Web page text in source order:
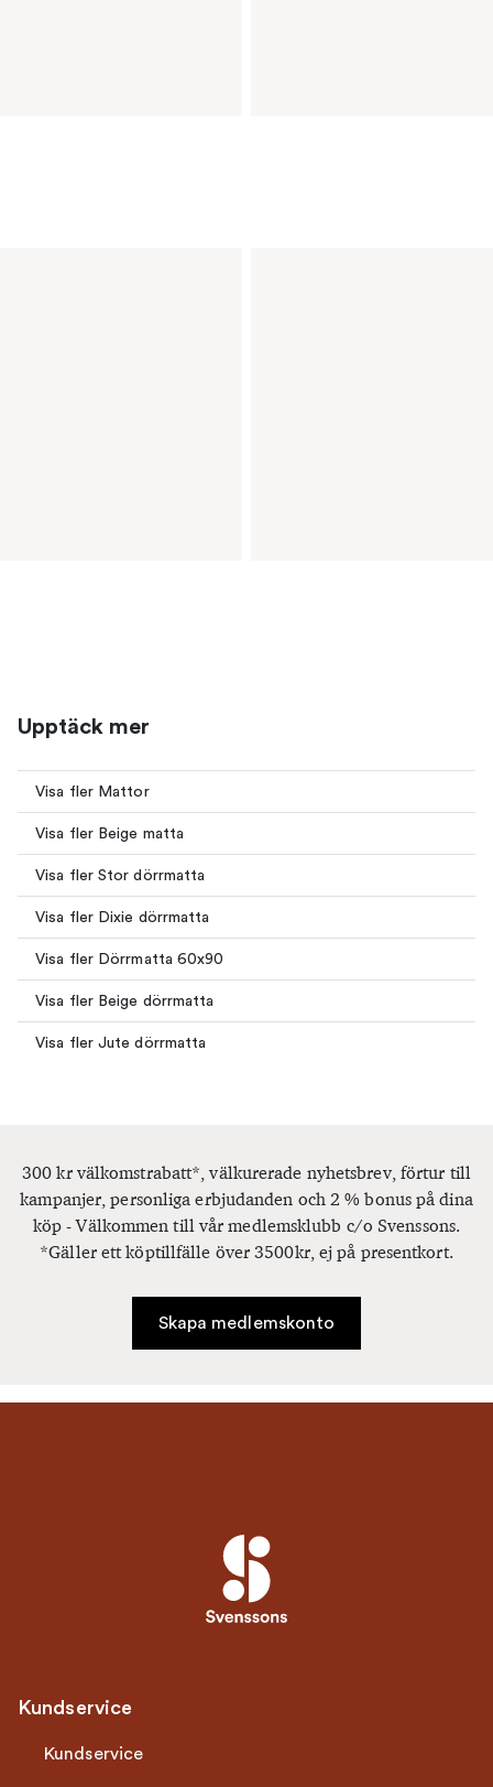
Upptäck mer
Visa fler Mattor
Visa fler Beige matta
Visa fler Stor dörrmatta
Visa fler Dixie dörrmatta
Visa fler Dörrmatta 60x90
Visa fler Beige dörrmatta
Visa fler Jute dörrmatta
300 kr välkomstrabatt*, välkurerade nyhetsbrev, förtur till
kampanjer, personliga erbjudanden och 2 % bonus på dina
köp - Välkommen till vår medlemsklubb c/o Svenssons.
*Gäller ett köptillfälle över 3500kr, ej på presentkort.
Skapa medlemskonto
Kundservice
Kundservice